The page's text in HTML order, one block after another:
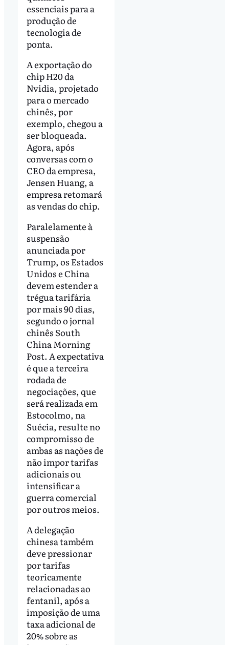
essenciais para a
produção de
tecnologia de
ponta.
A exportação do
chip H20 da
Nvidia, projetado
para o mercado
chinês, por
exemplo, chegou a
ser bloqueada.
Agora, após
conversas com o
CEO da empresa,
Jensen Huang, a
empresa retomará
as vendas do chip.
Paralelamente à
suspensão
anunciada por
Trump, os Estados
Unidos e China
devem estender a
trégua tarifária
por mais 90 dias,
segundo o jornal
chinês South
China Morning
Post. A expectativa
é que a terceira
rodada de
negociações, que
será realizada em
Estocolmo, na
Suécia, resulte no
compromisso de
ambas as nações de
não impor tarifas
adicionais ou
intensificar a
guerra comercial
por outros meios.
A delegação
chinesa também
deve pressionar
por tarifas
teoricamente
relacionadas ao
fentanil, após a
imposição de uma
taxa adicional de
20% sobre as